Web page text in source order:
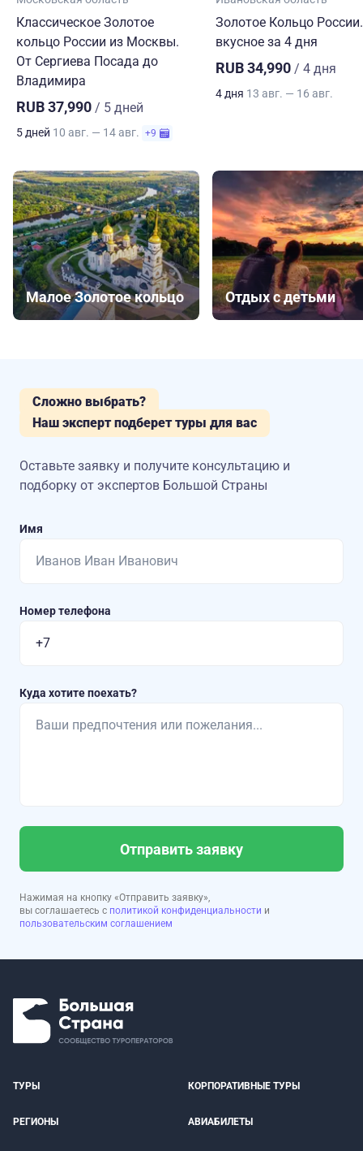
Классическое Золотое
кольцо России из Москвы.
От Сергиева Посада до
Владимира
RUB 37,990 / 5 дней
5 дней 10 авг. — 14 авг. +9
Золотое Кольцо
вкусное за 4 дня
RUB 34,990 / 4 дня
4 дня 13 авг. — 16 авг.
Малое Золотое кольцо Отдых с детьми
Сложно выбрать?
Наш эксперт подберет туры для вас
Оставьте заявку и получите консультацию и
подборку от экспертов Большой Страны
Имя
Номер телефона
Куда хотите поехать?
Отправить заявку
Нажимая на кнопку «Отправить заявку»,
вы соглашаетесь с политикой конфиденциальности и
пользовательским соглашением
ТУРЫ КОРПОРАТИВНЫЕ ТУРЫ
РЕГИОНЫ АВИАБИЛЕТЫ